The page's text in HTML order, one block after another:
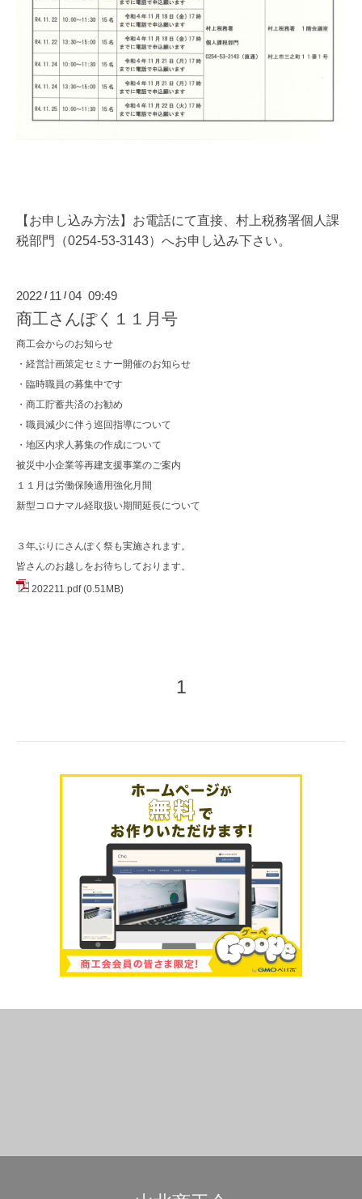
【お申し込み方法】 お電話にて直接、村上税務署個人課
税部門（0254-53-3143）へお申し込み下さい。
2022 / 11 / 04 09:49
商工さんぽく１１月号
商工会からのお知らせ
・経営計画策定セミナー開催のお知らせ
・臨時職員の募集中です
・商工貯蓄共済のお勧め
・職員減少に伴う巡回指導について
・地区内求人募集の作成について
被災中小企業等再建支援事業のご案内
１１月は労働保険適用強化月間
新型コロナマル経取扱い期間延長について
３年ぶりにさんぽく祭も実施されます。
皆さんのお越しをお待ちしております。
202211.pdf (0.51MB)
1